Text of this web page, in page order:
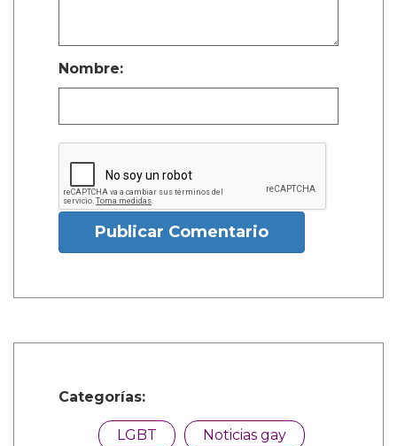
Nombre:
Publicar Comentario
Categorías:
LGBT Noticias gay